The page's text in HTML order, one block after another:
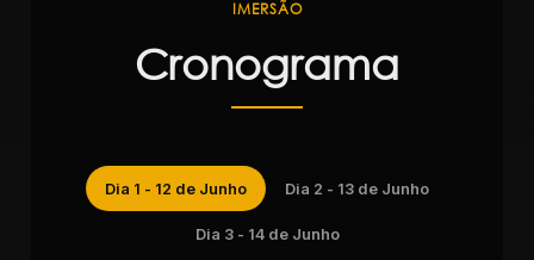
IMERSÃO
Cronograma
Dia 1 - 12 de Junho Dia 2 - 13 de Junho
Dia 3 - 14 de Junho